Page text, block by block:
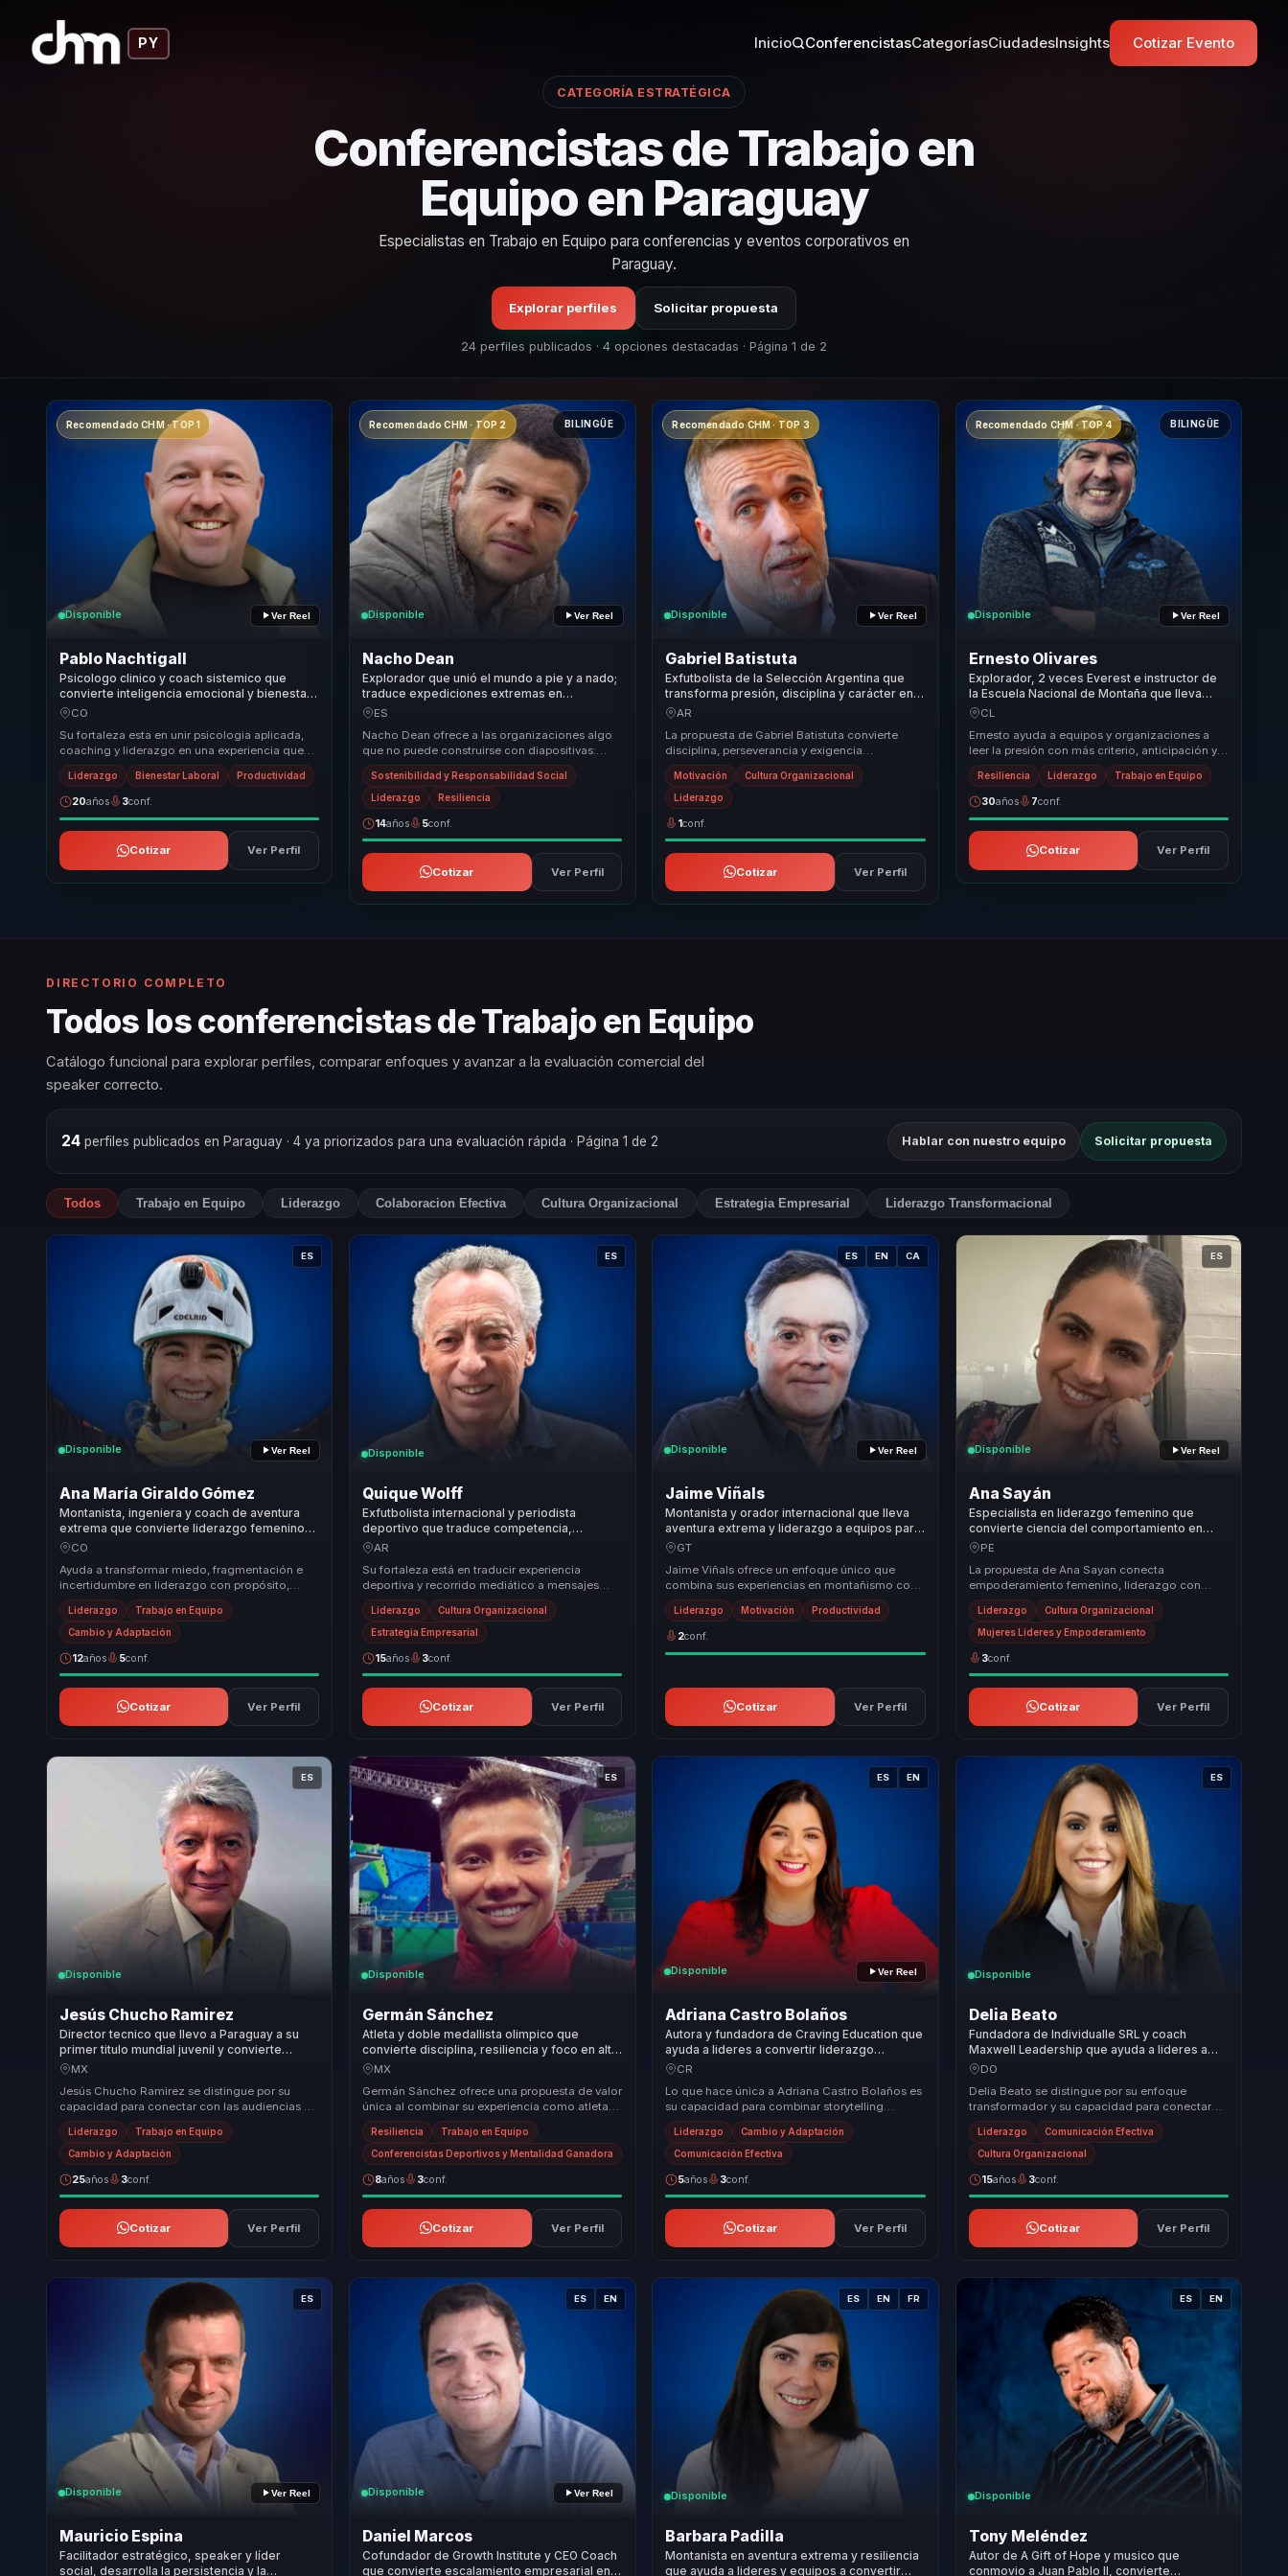
PY Inicio ConferencistasCategoríasCiudadesInsights Cotizar Evento
CATEGORÍA ESTRATÉGICA
Conferencistas de Trabajo en
Equipo en Paraguay
Especialistas en Trabajo en Equipo para conferencias y eventos corporativos en
Paraguay.
Explorar perfiles Solicitar propuesta
24 perfiles publicados · 4 opciones destacadas · Página 1 de 2
Recomendado CHM · TOP 1
Disponible Ver Reel
Pablo Nachtigall
Psicologo clinico y coach sistemico que
convierte inteligencia emocional y bienestar
organizacional en mejor clima y desempeno
CO
Su fortaleza esta en unir psicologia aplicada,
coaching y liderazgo en una experiencia que
no solo sensibiliza, sino que ordena
conversac...
Liderazgo Bienestar Laboral Productividad
20años 3conf.
Cotizar Ver Perfil
Recomendado CHM · TOP 2 BILINGÜE
Disponible Ver Reel
Nacho Dean
Explorador que unió el mundo a pie y a nado;
traduce expediciones extremas en
liderazgo, resiliencia y propósito
ES
Nacho Dean ofrece a las organizaciones algo
que no puede construirse con diapositivas:
autoridad nacida de haber atravesado cambios
reale...
Sostenibilidad y Responsabilidad Social
Liderazgo Resiliencia
14años 5conf.
Cotizar Ver Perfil
Recomendado CHM · TOP 3
Disponible Ver Reel
Gabriel Batistuta
Exfutbolista de la Selección Argentina que
transforma presión, disciplina y carácter en
liderazgo y rendimiento para líderes y
AR
La propuesta de Gabriel Batistuta convierte
disciplina, perseverancia y exigencia
competitiva en una conversación aplicable al
negocio. P...
Motivación Cultura Organizacional
Liderazgo
1conf.
Cotizar Ver Perfil
Recomendado CHM · TOP 4 BILINGÜE
Disponible Ver Reel
Ernesto Olivares
Explorador, 2 veces Everest e instructor de
la Escuela Nacional de Montaña que lleva
seguridad y resiliencia a equipos bajo
CL
Ernesto ayuda a equipos y organizaciones a
leer la presión con más criterio, anticipación y
disciplina. Desde la montaña traduce
segurida...
Resiliencia Liderazgo Trabajo en Equipo
30años 7conf.
Cotizar Ver Perfil
DIRECTORIO COMPLETO
Todos los conferencistas de Trabajo en Equipo
Catálogo funcional para explorar perfiles, comparar enfoques y avanzar a la evaluación comercial del
speaker correcto.
24perfiles publicados en Paraguay · 4 ya priorizados para una evaluación rápida · Página 1 de 2 Hablar con nuestro equipo Solicitar propuesta
Todos Trabajo en Equipo Liderazgo Colaboracion Efectiva Cultura Organizacional Estrategia Empresarial Liderazgo Transformacional
ES
Disponible Ver Reel
Ana María Giraldo Gómez
Montanista, ingeniera y coach de aventura
extrema que convierte liderazgo femenino
en claridad para equipos y mujeres lideres.
CO
Ayuda a transformar miedo, fragmentación e
incertidumbre en liderazgo con propósito,
empoderamiento y capacidad de avanzar paso
a paso ha...
Liderazgo Trabajo en Equipo
Cambio y Adaptación
12años 5conf.
Cotizar Ver Perfil
ES
Disponible
Quique Wolff
Exfutbolista internacional y periodista
deportivo que traduce competencia,
disciplina y trabajo en equipo en compromiso
AR
Su fortaleza está en traducir experiencia
deportiva y recorrido mediático a mensajes
útiles para liderazgo y cultura de equipo.
Conecta d...
Liderazgo Cultura Organizacional
Estrategia Empresarial
15años 3conf.
Cotizar Ver Perfil
ES EN CA
Disponible Ver Reel
Jaime Viñals
Montanista y orador internacional que lleva
aventura extrema y liderazgo a equipos para
convertir presion en resiliencia, foco y
GT
Jaime Viñals ofrece un enfoque único que
combina sus experiencias en montañismo con
principios de liderazgo y resiliencia. Su
metodología...
Liderazgo Motivación Productividad
2conf.
Cotizar Ver Perfil
ES
Disponible Ver Reel
Ana Sayán
Especialista en liderazgo femenino que
convierte ciencia del comportamiento en
voz, influencia y crecimiento para mujeres
PE
La propuesta de Ana Sayan conecta
empoderamiento femenino, liderazgo con
caracter y ciencia del comportamiento con un
reto concreto para ...
Liderazgo Cultura Organizacional
Mujeres Líderes y Empoderamiento
3conf.
Cotizar Ver Perfil
ES
Disponible
Jesús Chucho Ramirez
Director tecnico que llevo a Paraguay a su
primer titulo mundial juvenil y convierte
liderazgo deportivo en cohesion para
MX
Jesús Chucho Ramirez se distingue por su
capacidad para conectar con las audiencias a
través de historias poderosas y lecciones
aprendida...
Liderazgo Trabajo en Equipo
Cambio y Adaptación
25años 3conf.
Cotizar Ver Perfil
ES
Disponible
Germán Sánchez
Atleta y doble medallista olimpico que
convierte disciplina, resiliencia y foco en alto
desempeno para equipos y lideres.
MX
Germán Sánchez ofrece una propuesta de valor
única al combinar su experiencia como atleta
olímpico con su habilidad para comunicar y
moti...
Resiliencia Trabajo en Equipo
Conferencistas Deportivos y Mentalidad Ganadora
8años 3conf.
Cotizar Ver Perfil
ES EN
Disponible Ver Reel
Adriana Castro Bolaños
Autora y fundadora de Craving Education que
ayuda a lideres a convertir liderazgo
consciente y comunicacion interna en
CR
Lo que hace única a Adriana Castro Bolaños es
su capacidad para combinar storytelling
auténtico con metodologías prácticas,
ofreciendo un...
Liderazgo Cambio y Adaptación
Comunicación Efectiva
5años 3conf.
Cotizar Ver Perfil
ES
Disponible
Delia Beato
Fundadora de Individualle SRL y coach
Maxwell Leadership que ayuda a lideres a
convertir talento y cultura en cohesion,
DO
Delia Beato se distingue por su enfoque
transformador y su capacidad para conectar
con las audiencias. Su propuesta de valor
radica en su...
Liderazgo Comunicación Efectiva
Cultura Organizacional
15años 3conf.
Cotizar Ver Perfil
ES
Disponible Ver Reel
Mauricio Espina
Facilitador estratégico, speaker y líder
social, desarrolla la persistencia y la
ES EN
Disponible Ver Reel
Daniel Marcos
Cofundador de Growth Institute y CEO Coach
que convierte escalamiento empresarial en
ES EN FR
Disponible
Barbara Padilla
Montanista en aventura extrema y resiliencia
que ayuda a lideres y equipos a convertir
ES EN
Disponible
Tony Meléndez
Autor de A Gift of Hope y musico que
conmovio a Juan Pablo II, convierte